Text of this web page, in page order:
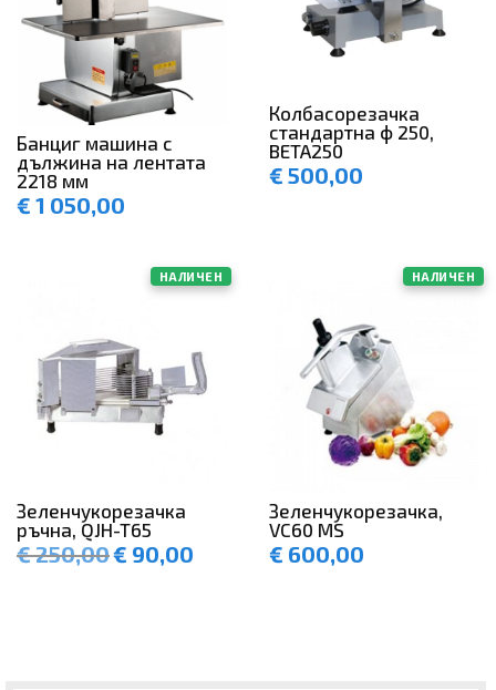
Банциг машина с
дължина на лентата
2218 мм
€ 1 050,00
Колбасорезачка
стандартна ф 250,
BETA250
€ 500,00
НАЛИЧЕН
Зеленчукорезачка
ръчна, QJH-T65
€250,00Original
€ 90,00
НАЛИЧЕН
Зеленчукорезачка,
VC60 MS
€ 600,00